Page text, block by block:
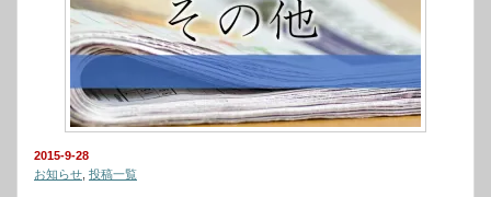
2015-9-28
お知らせ 投稿一覧